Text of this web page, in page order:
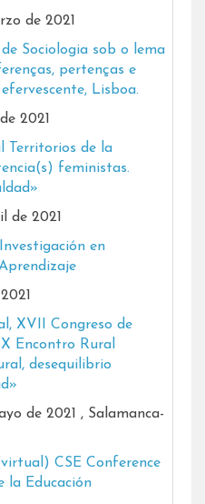
de 2021
Sociologia sob o lema
pertenças e
Lisboa.
2021
Territorios de la
feministas.
de 2021
en
XVII Congreso de
Encontro Rural
desequilibrio
de 2021 , Salamanca-
CSE Conference
la Educación